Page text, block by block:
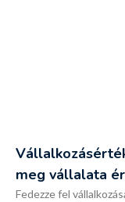
meg vállalata
Fedezze fel